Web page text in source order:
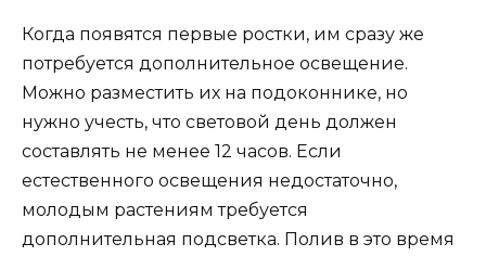
Когда появятся первые ростки, им сразу же
потребуется дополнительное освещение.
Можно разместить их на подоконнике, но
нужно учесть, что световой день должен
составлять не менее 12 часов. Если
естественного освещения недостаточно,
молодым растениям требуется
дополнительная подсветка. Полив в это время